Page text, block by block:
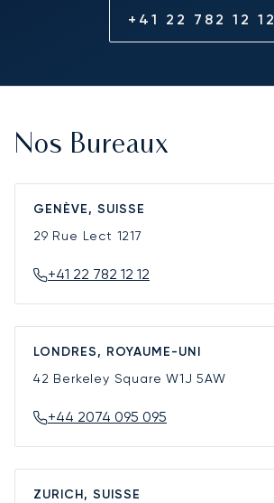
+41 22 782 12 12
Nos Bureaux
GENÈVE, SUISSE
29 Rue Lect 1217
+41 22 782 12 12
LONDRES, ROYAUME-UNI
42 Berkeley SquareW1J 5AW
+44 2074 095 095
ZURICH, SUISSE